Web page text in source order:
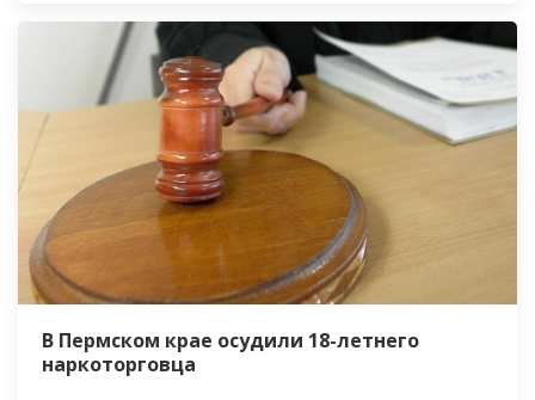
В Пермском крае осудили 18-летнего
наркоторговца